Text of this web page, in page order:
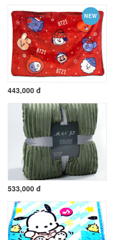
NEW
443,000 đ
533,000 đ